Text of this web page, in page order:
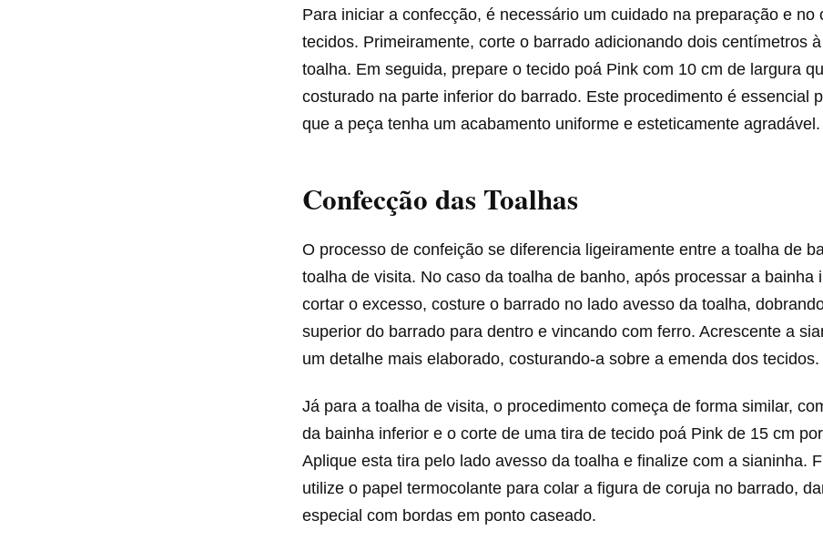
Para iniciar a confecção, é necessário um cuidado na preparação e no
tecidos. Primeiramente, corte o barrado adicionando dois centímetros
toalha. Em seguida, prepare o tecido poá Pink com 10 cm de largura
costurado na parte inferior do barrado. Este procedimento é essencial
que a peça tenha um acabamento uniforme e esteticamente agradável.
Confecção das Toalhas
O processo de confeição se diferencia ligeiramente entre a toalha de
toalha de visita. No caso da toalha de banho, após processar a bainha
cortar o excesso, costure o barrado no lado avesso da toalha,
superior do barrado para dentro e vincando com ferro. Acrescente a
um detalhe mais elaborado, costurando-a sobre a emenda dos tecidos.
Já para a toalha de visita, o procedimento começa de forma similar,
da bainha inferior e o corte de uma tira de tecido poá Pink de 15 cm
Aplique esta tira pelo lado avesso da toalha e finalize com a sianinha.
utilize o papel termocolante para colar a figura de coruja no barrado,
especial com bordas em ponto caseado.